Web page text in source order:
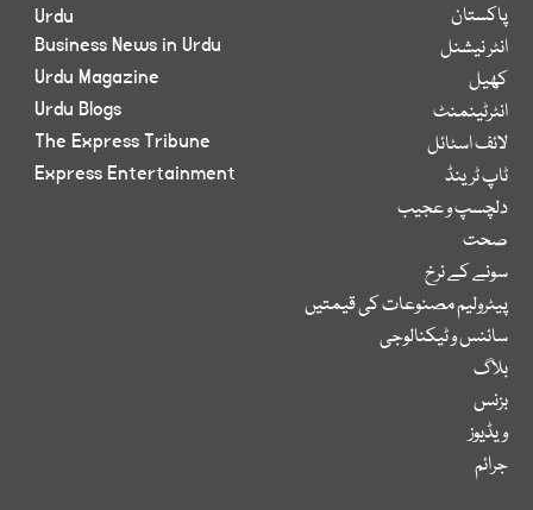
پاکستان
انٹر نیشنل
کھیل
انٹرٹینمنٹ
لائف اسٹائل
ٹاپ ٹرینڈ
دلچسپ و عجیب
صحت
سونے کے نرخ
پیٹرولیم مصنوعات کی قیمتیں
سائنس و ٹیکنالوجی
بلاگ
بزنس
ویڈیوز
جرائم
Urdu
Business News in Urdu
Urdu Magazine
Urdu Blogs
The Express Tribune
Express Entertainment